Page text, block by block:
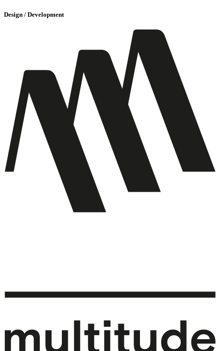
Design / Development